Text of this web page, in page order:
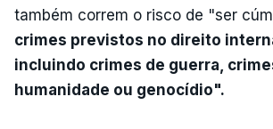
também correm o risco de "ser
crimes previstos no direito
incluindo crimes de guerra,
humanidade ou genocídio".